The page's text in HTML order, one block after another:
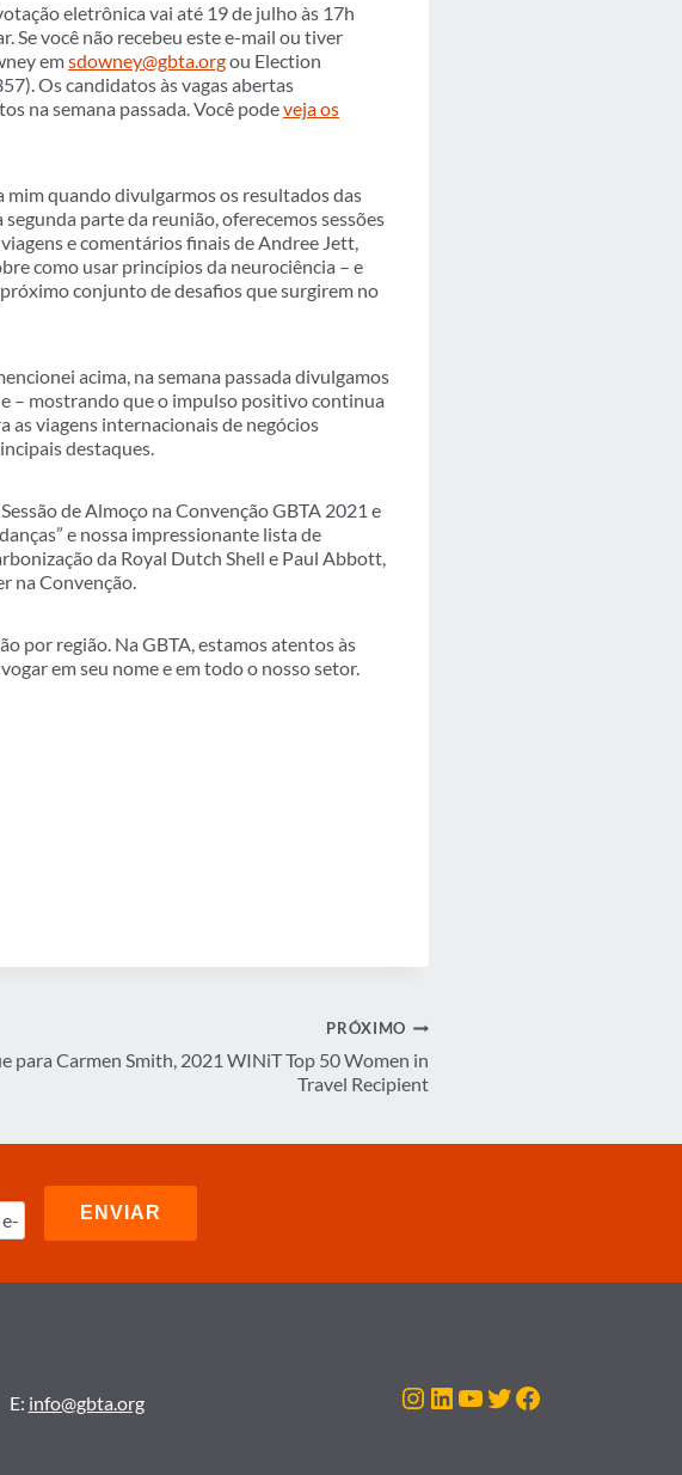
eletrônica vai até 19 de julho às 17h
Se você não recebeu este e-mail ou tiver
emsdowney@gbta.orgou Election
Os candidatos às vagas abertas
na semana passada. Você podeveja os
mim quando divulgarmos os resultados das
parte da reunião, oferecemos sessões
e comentários finais de Andree Jett,
como usar princípios da neurociência – e
conjunto de desafios que surgirem no
acima, na semana passada divulgamos
– mostrando que o impulso positivo continua
as viagens internacionais de negócios
destaques.
de Almoço na Convenção GBTA 2021 e
e nossa impressionante lista de
da Royal Dutch Shell e Paul Abbott,
na Convenção.
por região. Na GBTA, estamos atentos às
em seu nome e em todo o nosso setor.
PRÓXIMO
para Carmen Smith, 2021 WINiT Top 50 Women in
Travel Recipient
E: info@gbta.org Instagram
LinkedIn
Youtube
Twitter
Facebook